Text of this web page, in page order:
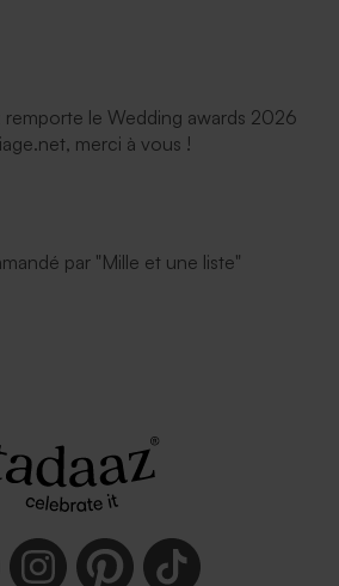
remporte le Wedding awards 2026
merci à vous !
par "Mille et une liste"